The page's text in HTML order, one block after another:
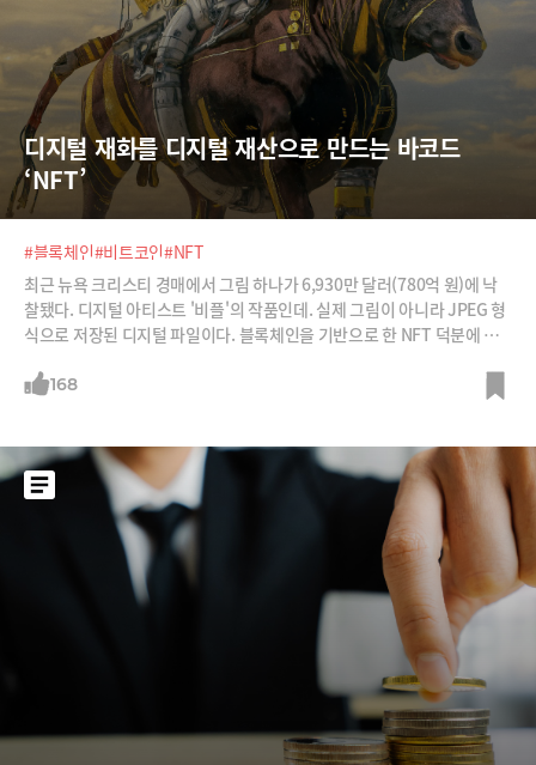
디지털 재화를 디지털 재산으로 만드는 바코드
‘NFT’
#블록체인#비트코인#NFT
최근 뉴욕 크리스티 경매에서 그림 하나가 6,930만 달러(780억 원)에 낙
찰됐다. 디지털 아티스트 '비플'의 작품인데. 실제 그림이 아니라 JPEG 형
식으로 저장된 디지털 파일이다. 블록체인을 기반으로 한 NFT 덕분에 이
까지 영향을 미칠지 정리해본다.
168